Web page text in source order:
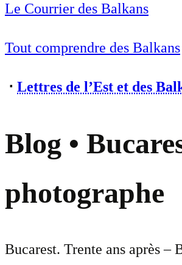
Le Courrier des Balkans
Tout comprendre des Balkans
⋅ Lettres de l’Est et des
Blog •
photographe
Bucarest. Trente ans après